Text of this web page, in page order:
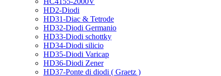
HD2-Diodi
HD31-Diac & Tetrode
HD32-Diodi Germanio
HD33-Diodi schottky
HD34-Diodi silicio
HD35-Diodi Varicap
HD36-Diodi Zener
HD37-Ponte di diodi ( Graetz )